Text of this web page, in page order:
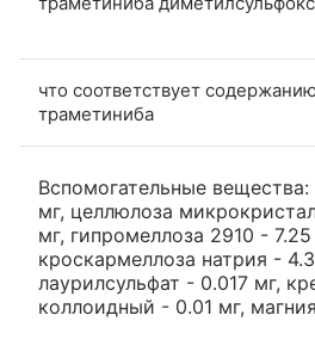
что соответствует
траметиниба
Вспомогательные
мг, целлюлоза
мг, гипромеллоза 2910 - 7.25
кроскармеллоза натрия -
лаурилсульфат - 0.017 мг,
коллоидный - 0.01 мг,